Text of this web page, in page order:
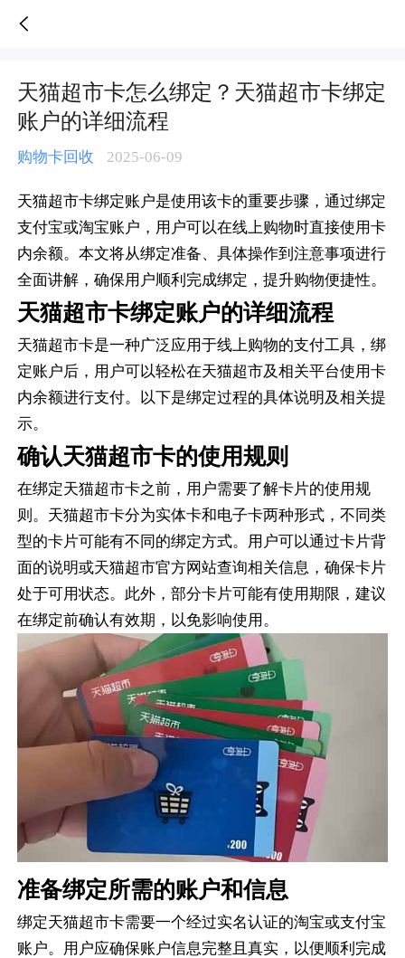
天猫超市卡怎么绑定？天猫超市卡绑定
账户的详细流程
购物卡回收 2025-06-09
天猫超市卡绑定账户是使用该卡的重要步骤，通过绑定
支付宝或淘宝账户，用户可以在线上购物时直接使用卡
内余额。本文将从绑定准备、具体操作到注意事项进行
全面讲解，确保用户顺利完成绑定，提升购物便捷性。
天猫超市卡绑定账户的详细流程
天猫超市卡是一种广泛应用于线上购物的支付工具，绑
定账户后，用户可以轻松在天猫超市及相关平台使用卡
内余额进行支付。以下是绑定过程的具体说明及相关提
示。
确认天猫超市卡的使用规则
在绑定天猫超市卡之前，用户需要了解卡片的使用规
则。天猫超市卡分为实体卡和电子卡两种形式，不同类
型的卡片可能有不同的绑定方式。用户可以通过卡片背
面的说明或天猫超市官方网站查询相关信息，确保卡片
处于可用状态。此外，部分卡片可能有使用期限，建议
在绑定前确认有效期，以免影响使用。
准备绑定所需的账户和信息
绑定天猫超市卡需要一个经过实名认证的淘宝或支付宝
账户。用户应确保账户信息完整且真实，以便顺利完成